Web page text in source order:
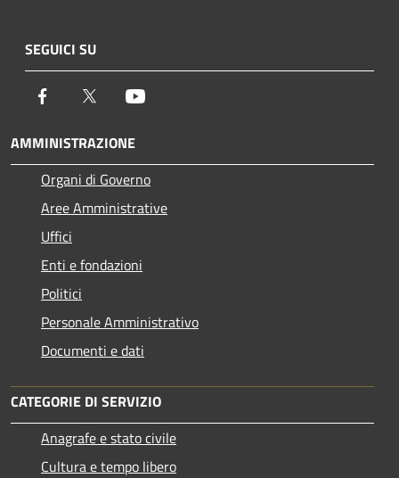
SEGUICI SU
Facebook Twitter
AMMINISTRAZIONE
Organi di Governo
Aree Amministrative
Uffici
Enti e fondazioni
Politici
Personale Amministrativo
Documenti e dati
CATEGORIE DI SERVIZIO
Anagrafe e stato civile
Cultura e tempo libero